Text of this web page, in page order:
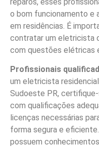
o bom funcionamento e
em residências. É
contratar um eletricista
com questões elétricas
Profissionais
um eletricista
Sudoeste PR,
com qualificações
licenças necessárias
forma segura e
possuem